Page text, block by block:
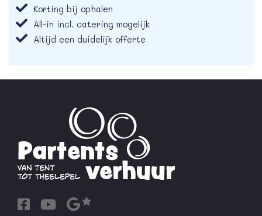
Korting bij ophalen
All-in incl. catering mogelijk
Altijd een duidelijk offerte